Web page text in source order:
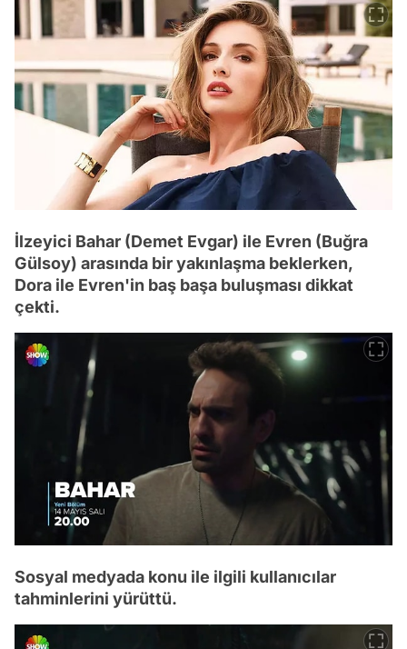
İlzeyici Bahar (Demet Evgar) ile Evren (Buğra
Gülsoy) arasında bir yakınlaşma beklerken,
Dora ile Evren'in baş başa buluşması dikkat
çekti.
Sosyal medyada konu ile ilgili kullanıcılar
tahminlerini yürüttü.